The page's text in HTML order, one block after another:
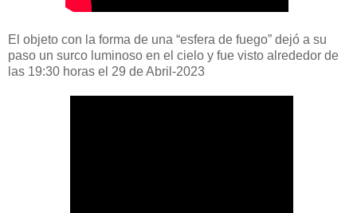
El objeto con la forma de una “esfera de fuego” dejó a su
paso un surco luminoso en el cielo y fue visto alrededor de
las 19:30 horas el 29 de Abril-2023